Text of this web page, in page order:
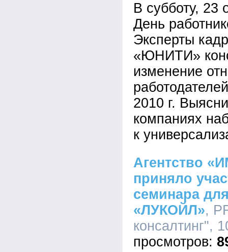
В субботу, 23
День
Эксперты
«ЮНИТИ»
изменение
2010 г.
компаниях
к
Агентство
приняло
семинара
«ЛУКОЙЛ»,
консалтинг",